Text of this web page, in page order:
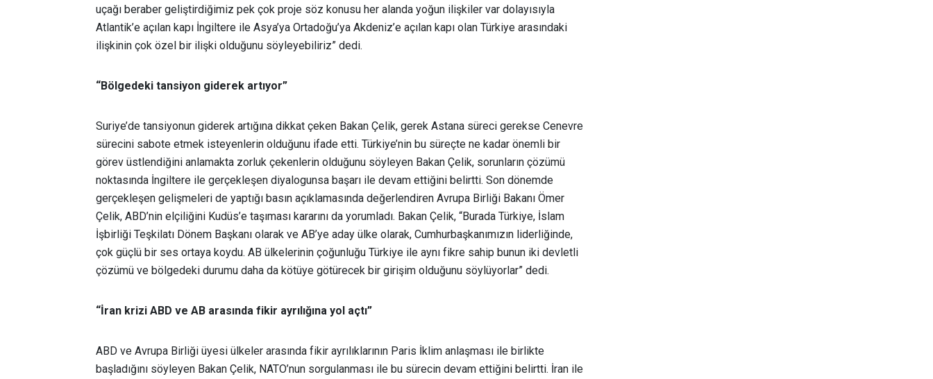
uçağı beraber geliştirdiğimiz pek çok proje söz konusu her alanda yoğun ilişkiler var dolayısıyla
Atlantik’e açılan kapı İngiltere ile Asya’ya Ortadoğu’ya Akdeniz’e açılan kapı olan Türkiye arasındaki
ilişkinin çok özel bir ilişki olduğunu söyleyebiliriz” dedi.
“Bölgedeki tansiyon giderek artıyor”
Suriye’de tansiyonun giderek artığına dikkat çeken Bakan Çelik, gerek Astana süreci gerekse Cenevre
sürecini sabote etmek isteyenlerin olduğunu ifade etti. Türkiye’nin bu süreçte ne kadar önemli bir
görev üstlendiğini anlamakta zorluk çekenlerin olduğunu söyleyen Bakan Çelik, sorunların çözümü
noktasında İngiltere ile gerçekleşen diyalogunsa başarı ile devam ettiğini belirtti. Son dönemde
gerçekleşen gelişmeleri de yaptığı basın açıklamasında değerlendiren Avrupa Birliği Bakanı Ömer
Çelik, ABD’nin elçiliğini Kudüs’e taşıması kararını da yorumladı. Bakan Çelik, “Burada Türkiye, İslam
İşbirliği Teşkilatı Dönem Başkanı olarak ve AB’ye aday ülke olarak, Cumhurbaşkanımızın liderliğinde,
çok güçlü bir ses ortaya koydu. AB ülkelerinin çoğunluğu Türkiye ile aynı fikre sahip bunun iki devletli
çözümü ve bölgedeki durumu daha da kötüye götürecek bir girişim olduğunu söylüyorlar” dedi.
“İran krizi ABD ve AB arasında fikir ayrılığına yol açtı”
ABD ve Avrupa Birliği üyesi ülkeler arasında fikir ayrılıklarının Paris İklim anlaşması ile birlikte
başladığını söyleyen Bakan Çelik, NATO’nun sorgulanması ile bu sürecin devam ettiğini belirtti. İran ile